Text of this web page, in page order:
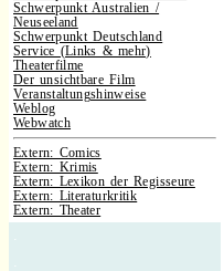
Schwerpunkt Australien /
Neuseeland
Schwerpunkt Deutschland
Service (Links & mehr)
Theaterfilme
Der unsichtbare Film
Veranstaltungshinweise
Weblog
Webwatch
Extern: Comics
Extern: Krimis
Extern: Lexikon der Regisseure
Extern: Literaturkritik
Extern: Theater
.
.